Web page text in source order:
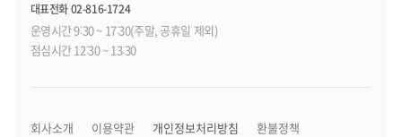
대표전화 02-816-1724
운영시간 9:30 ~ 17:30(주말, 공휴일 제외)
점심시간 12:30 ~ 13:30
회사소개 이용약관 개인정보처리방침 환불정책